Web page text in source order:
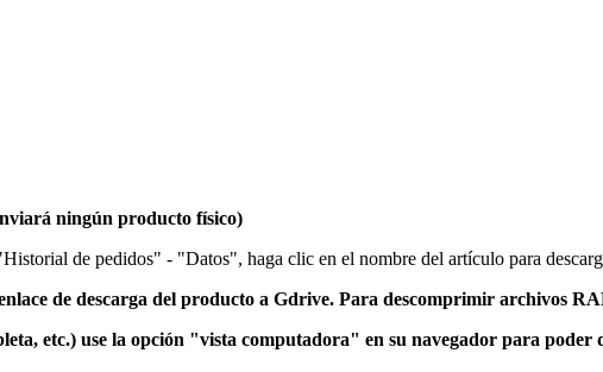
ningún producto físico)
de pedidos" - "Datos", haga clic en el nombre del artículo para
de descarga del producto a Gdrive. Para descomprimir archivos
etc.) use la opción "vista computadora" en su navegador para poder